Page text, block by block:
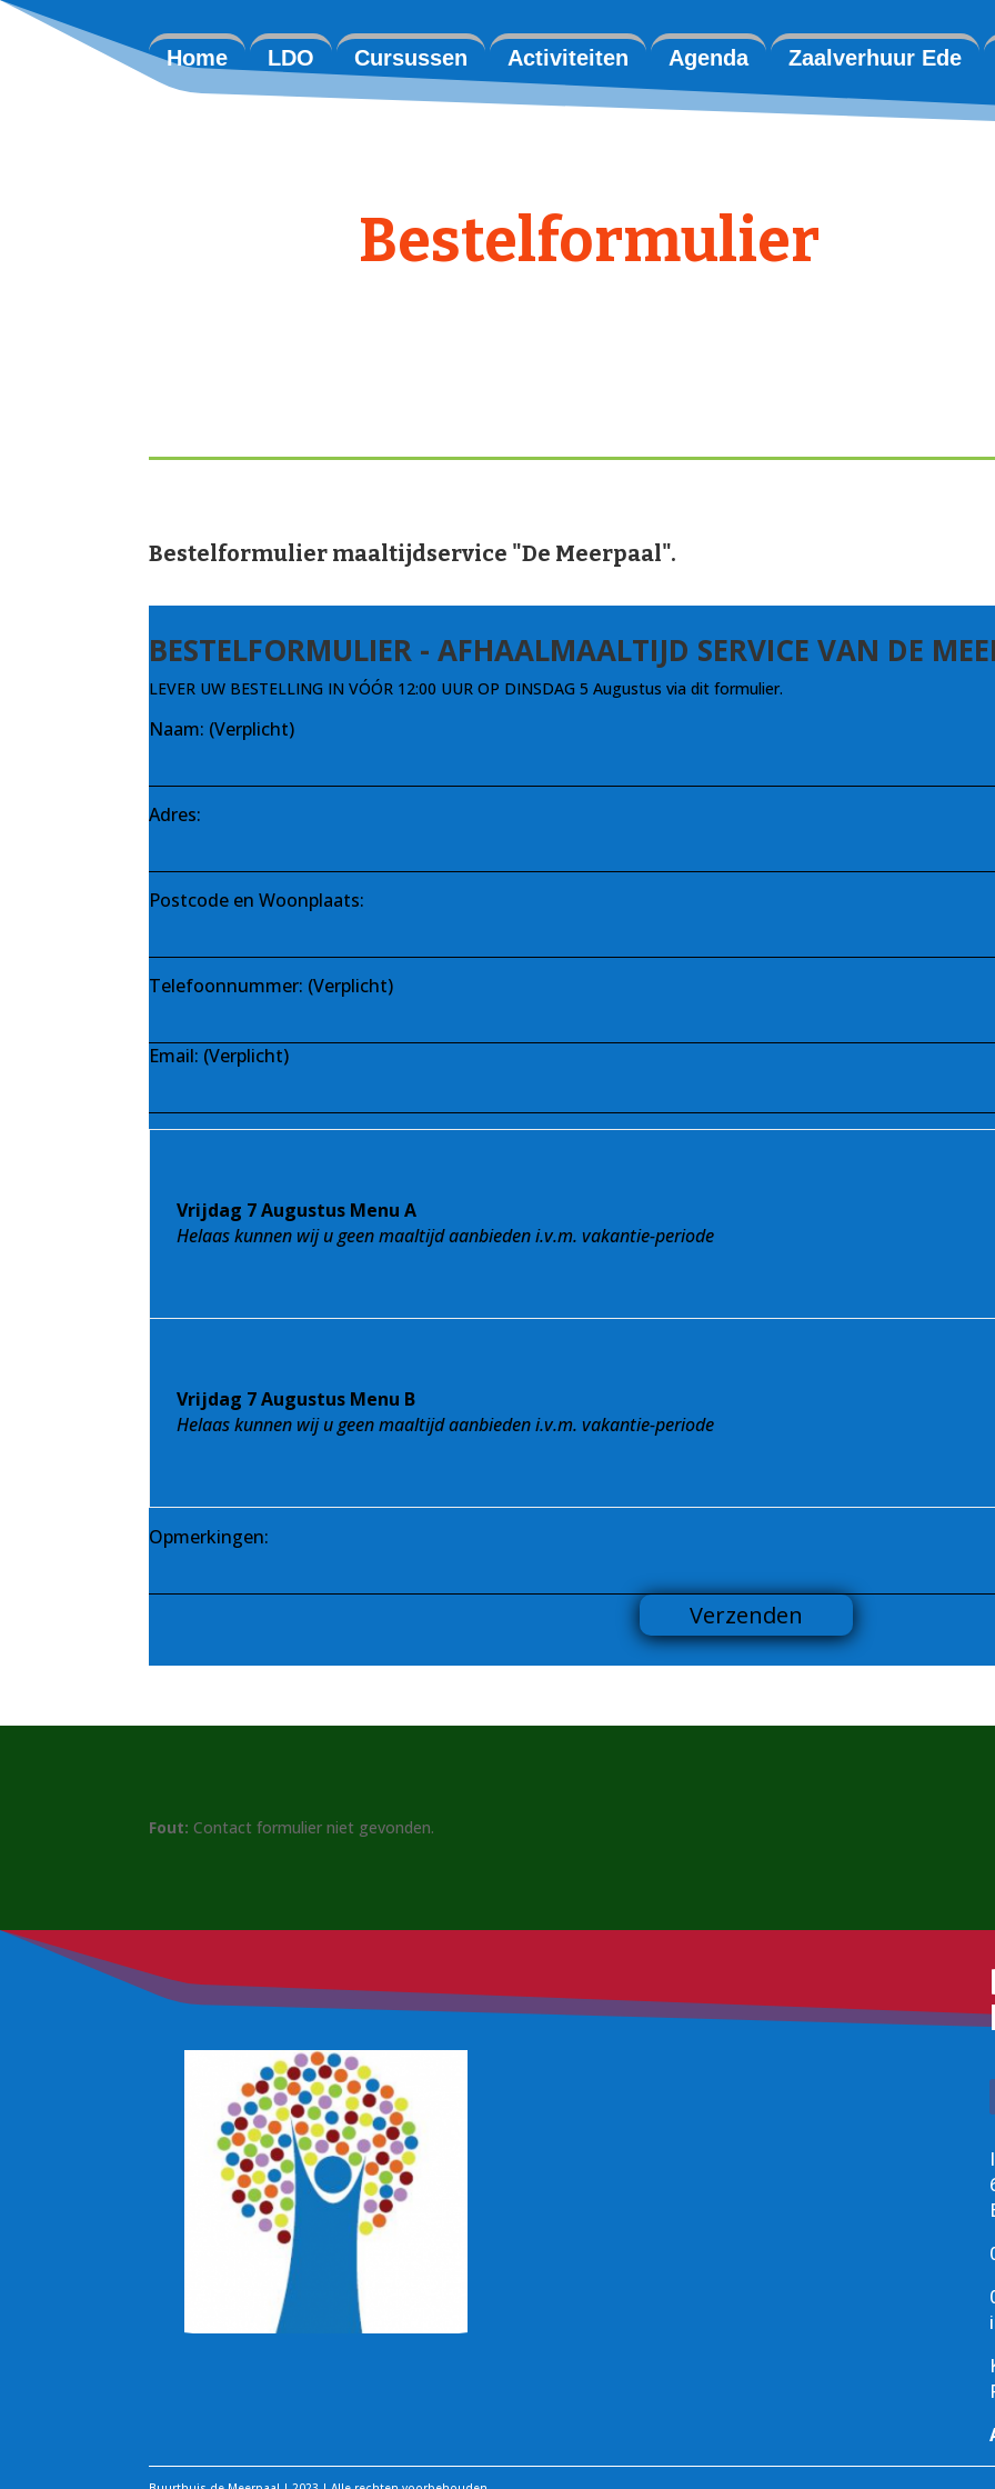
Home LDO Cursussen Activiteiten Agenda Zaalverhuur Ede
Bestelformulier
Bestelformulier maaltijdservice "De Meerpaal".
BESTELFORMULIER - AFHAALMAALTIJD SERVICE VAN DE
LEVER UW BESTELLING IN VÓÓR 12:00 UUR OP DINSDAG 5 Augustus via dit formulier.
Naam: (Verplicht)
Adres:
Postcode en Woonplaats:
Telefoonnummer: (Verplicht)
Email: (Verplicht)
Vrijdag 7 Augustus Menu A
Helaas kunnen wij u geen maaltijd aanbieden i.v.m. vakantie-periode
Vrijdag 7 Augustus Menu B
Helaas kunnen wij u geen maaltijd aanbieden i.v.m. vakantie-periode
Opmerkingen:
Fout: Contact formulier niet gevonden.